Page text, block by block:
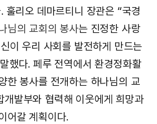
훌리오 데마르티니 장관은 “국경
님의 교회의 봉사는 진정한 사랑
이 우리 사회를 발전하게 만드는
했다. 페루 전역에서 환경정화활
한 봉사를 전개하는 하나님의 교
개발부와 협력해 이웃에게 희망과
어갈 계획이다.